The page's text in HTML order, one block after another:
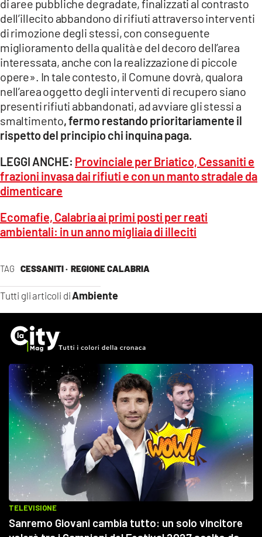
TAG CESSANITI · REGIONE CALABRIA
Tutti gli articoli diAmbiente
di aree pubbliche degradate, finalizzati al contrasto
dell’illecito abbandono di rifiuti attraverso interventi
di rimozione degli stessi, con conseguente
miglioramento della qualità e del decoro dell’area
interessata, anche con la realizzazione di piccole
opere». In tale contesto, il Comune dovrà, qualora
nell’area oggetto degli interventi di recupero siano
presenti rifiuti abbandonati, ad avviare gli stessi a
smaltimento, fermo restando prioritariamente il
rispetto del principio chi inquina paga.
LEGGI ANCHE: Provinciale per Briatico, Cessaniti e
frazioni invasa dai rifiuti e con un manto stradale da
dimenticare
Ecomafie, Calabria ai primi posti per reati
ambientali: in un anno migliaia di illeciti